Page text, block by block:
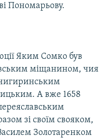
Пономарьову.
Яким Сомко був
міщанином, чия
А вже 1658
зі своїм свояком,
Золотаренком